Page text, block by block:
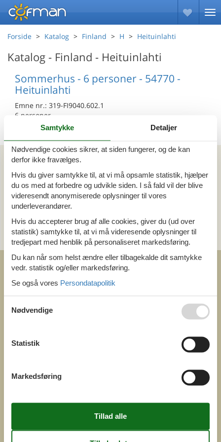
Forside Katalog Finland H Heituinlahti
Katalog - Finland - Heituinlahti
Sommerhus - 6 personer - 54770 -
Heituinlahti
Emne nr.: 319-FI9040.602.1
6 personer
Kan vi hjælpe?
Ring (+45) 7877 0427
Man. - fre. 10.00-16.00
Send en e-mail
og få et hurtigt svar, alle dage
Samtykke Detaljer
Nødvendige cookies sikrer, at siden fungerer, og de kan
derfor ikke fravælges.
Hvis du giver samtykke til, at vi må opsamle statistik, hjælper
du os med at forbedre og udvikle siden. I så fald vil der blive
videresendt anonymiserede oplysninger til vores
underleverandører.
Hvis du accepterer brug af alle cookies, giver du (ud over
statistik) samtykke til, at vi må videresende oplysninger til
tredjepart med henblik på personaliseret markedsføring.
Du kan når som helst ændre eller tilbagekalde dit samtykke
vedr. statistik og/eller markedsføring.
Se også vores Persondatapolitik
Nødvendige
Statistik
Markedsføring